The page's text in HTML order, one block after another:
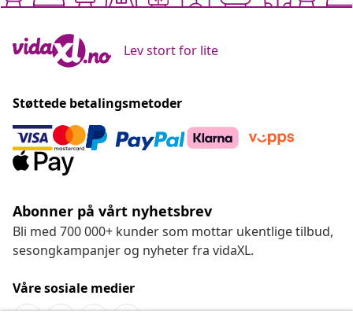
Lev stort for lite
Støttede betalingsmetoder
Abonner på vårt nyhetsbrev
Bli med 700 000+ kunder som mottar ukentlige tilbud,
sesongkampanjer og nyheter fra vidaXL.
Våre sosiale medier